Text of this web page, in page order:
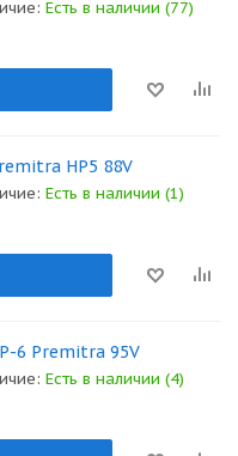
Есть в наличии (77)
HP5 88V
Есть в наличии (1)
6 Premitra 95V
Есть в наличии (4)